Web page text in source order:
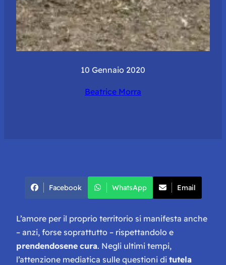
10 Gennaio 2020
Beatrice Morra
Facebook WhatsApp Email
L’amore per il proprio territorio si manifesta anche
– anzi, forse soprattutto – rispettandolo e
prendendosene cura. Negli ultimi tempi,
l’attenzione mediatica sulle questioni di tutela